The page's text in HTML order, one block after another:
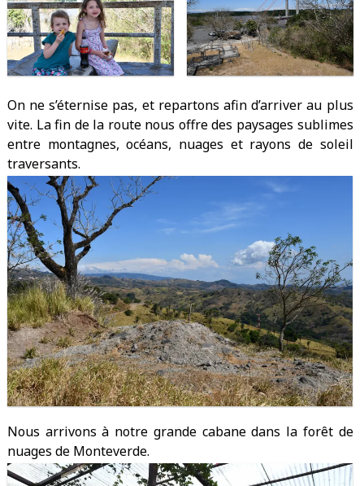
On ne s’éternise pas, et repartons afin d’arriver au plus
vite. La fin de la route nous offre des paysages sublimes
entre montagnes, océans, nuages et rayons de soleil
traversants.
Nous arrivons à notre grande cabane dans la forêt de
nuages de Monteverde.